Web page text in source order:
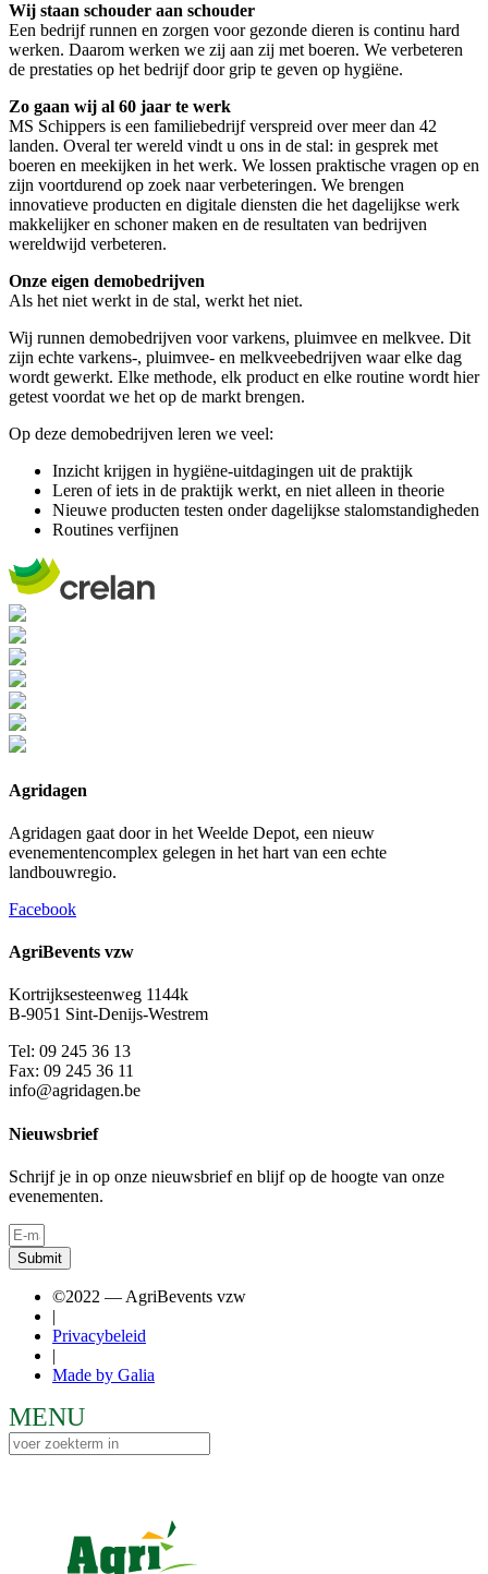
Wij staan schouder aan schouder
Een bedrijf runnen en zorgen voor gezonde dieren is continu hard
werken. Daarom werken we zij aan zij met boeren. We verbeteren
de prestaties op het bedrijf door grip te geven op hygiëne.
Zo gaan wij al 60 jaar te werk
MS Schippers is een familiebedrijf verspreid over meer dan 42
landen. Overal ter wereld vindt u ons in de stal: in gesprek met
boeren en meekijken in het werk. We lossen praktische vragen op en
zijn voortdurend op zoek naar verbeteringen. We brengen
innovatieve producten en digitale diensten die het dagelijkse werk
makkelijker en schoner maken en de resultaten van bedrijven
wereldwijd verbeteren.
Onze eigen demobedrijven
Als het niet werkt in de stal, werkt het niet.
Wij runnen demobedrijven voor varkens, pluimvee en melkvee. Dit
zijn echte varkens-, pluimvee- en melkveebedrijven waar elke dag
wordt gewerkt. Elke methode, elk product en elke routine wordt hier
getest voordat we het op de markt brengen.
Op deze demobedrijven leren we veel:
Inzicht krijgen in hygiëne-uitdagingen uit de praktijk
Leren of iets in de praktijk werkt, en niet alleen in theorie
Nieuwe producten testen onder dagelijkse stalomstandigheden
Routines verfijnen
Agridagen
Agridagen gaat door in het Weelde Depot, een nieuw
evenementencomplex gelegen in het hart van een echte
landbouwregio.
Facebook
AgriBevents vzw
Kortrijksesteenweg 1144k
B-9051 Sint-Denijs-Westrem
Tel: 09 245 36 13
Fax: 09 245 36 11
info@agridagen.be
Nieuwsbrief
Schrijf je in op onze nieuwsbrief en blijf op de hoogte van onze
evenementen.
Submit
©2022 — AgriBevents vzw
|
Privacybeleid
|
Made by Galia